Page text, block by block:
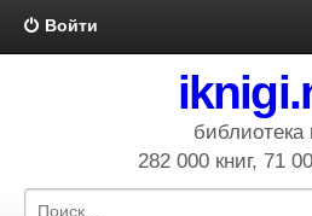
Войти
библиотека
282 000 книг, 71